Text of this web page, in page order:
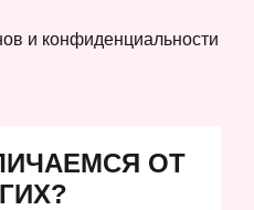
и конфиденциальности
ОТ